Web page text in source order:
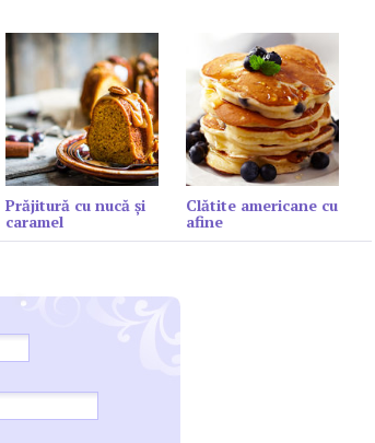
Prăjitură cu nucă și
caramel
Clătite americane cu
afine